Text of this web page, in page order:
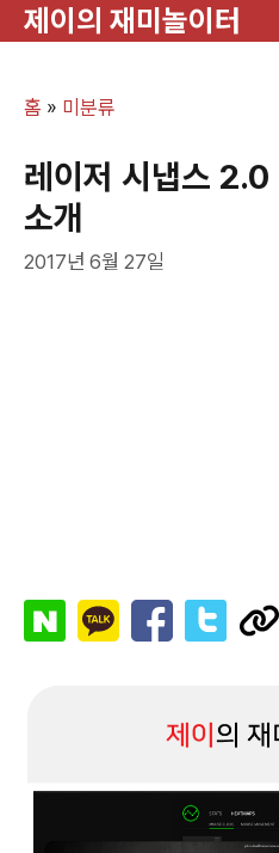
제이의 재미놀이터
홈 » 미분류
레이저 시냅스 2.0
소개
2017년 6월 27일